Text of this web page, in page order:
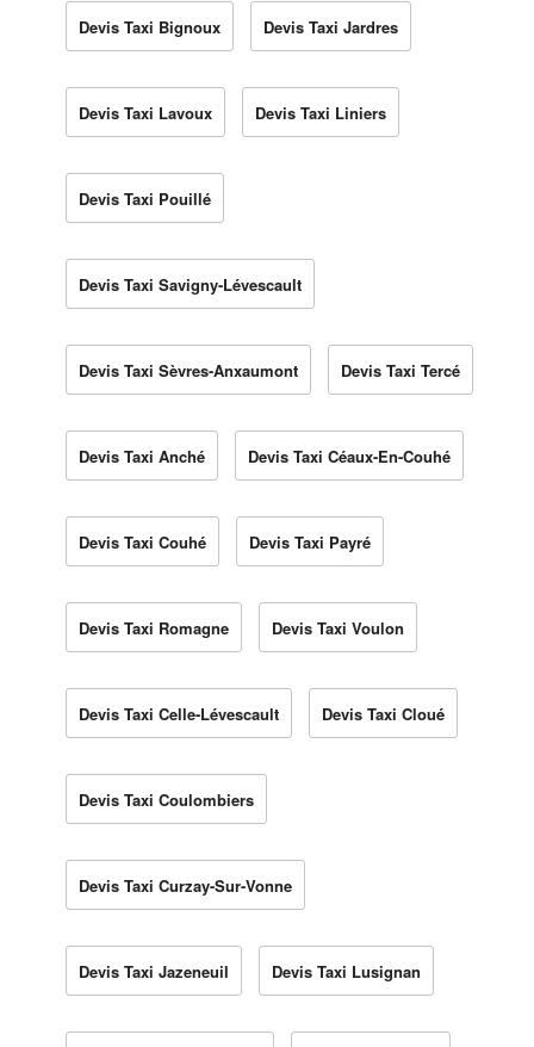
Devis Taxi Bignoux Devis Taxi Jardres
Devis Taxi Lavoux Devis Taxi Liniers
Devis Taxi Pouillé
Devis Taxi Savigny-Lévescault
Devis Taxi Sèvres-Anxaumont Devis Taxi Tercé
Devis Taxi Anché Devis Taxi Céaux-En-Couhé
Devis Taxi Couhé Devis Taxi Payré
Devis Taxi Romagne Devis Taxi Voulon
Devis Taxi Celle-Lévescault Devis Taxi Cloué
Devis Taxi Coulombiers
Devis Taxi Curzay-Sur-Vonne
Devis Taxi Jazeneuil Devis Taxi Lusignan